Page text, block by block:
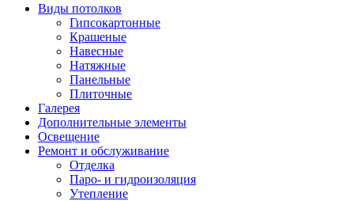
Виды потолков
Гипсокартонные
Крашеные
Навесные
Натяжные
Панельные
Плиточные
Галерея
Дополнительные элементы
Освещение
Ремонт и обслуживание
Отделка
Паро- и гидроизоляция
Утепление